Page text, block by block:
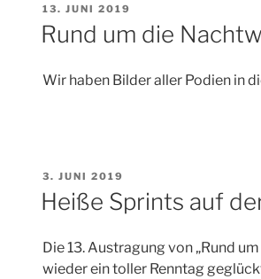
VERÖFFENTLICHT
13. JUNI 2019
Rund um die
Wir haben Bilder aller Podien in
VERÖFFENTLICHT
AM
3. JUNI 2019
Heiße Sprints auf
Die 13. Austragung von „Rund
wieder ein toller Renntag